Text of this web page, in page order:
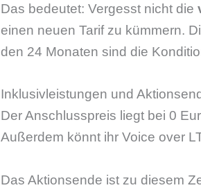
Das bedeutet: Vergesst nicht die
einen neuen Tarif zu kümmern.
den 24 Monaten sind die
Inklusivleistungen und
Der Anschlusspreis liegt bei 0
Außerdem könnt ihr Voice over
Das Aktionsende ist zu diesem